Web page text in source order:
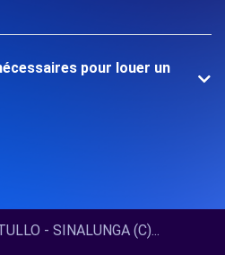
pour louer un
- SINALUNGA (C)...